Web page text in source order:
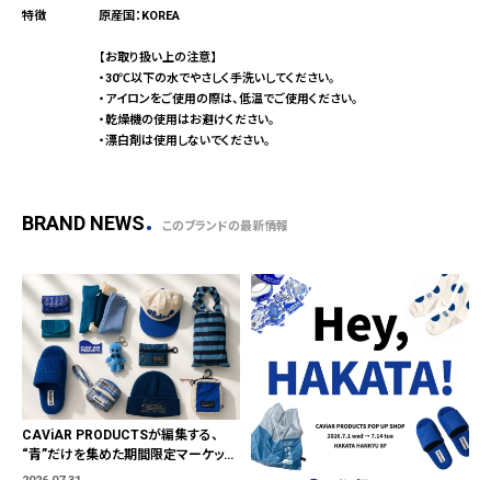
原産国：KOREA
【お取り扱い上の注意】
・30℃以下の水でやさしく手洗いしてください。
・アイロンをご使用の際は、低温でご使用ください。
・乾燥機の使用はお避けください。
・漂白剤は使用しないでください。
BRAND NEWS このブランドの最新情報
CAViAR PRODUCTSが編集する、
“青”だけを集めた期間限定マーケット
「BLUE MARKET」が横浜に。ブランド